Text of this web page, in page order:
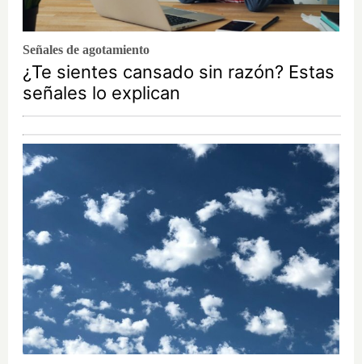
Señales de agotamiento
¿Te sientes cansado sin razón? Estas
señales lo explican